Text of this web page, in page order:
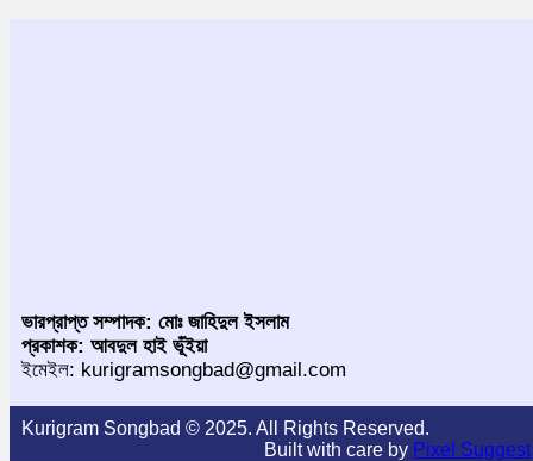
ভারপ্রাপ্ত সম্পাদক: মোঃ জাহিদুল ইসলাম
প্রকাশক: আবদুল হাই ভূঁইয়া
ইমেইল: kurigramsongbad@gmail.com
Kurigram Songbad © 2025. All Rights Reserved.
Built with care by Pixel Suggest